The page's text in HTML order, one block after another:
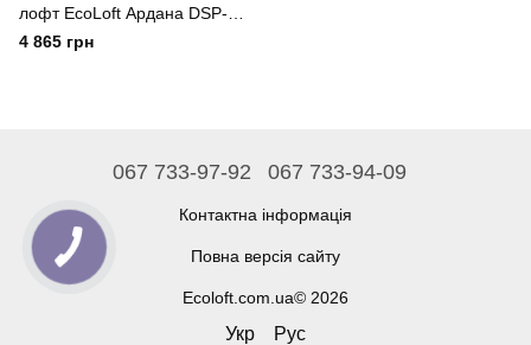
лофт EcoLoft Ардана DSP-
1217
4 865 грн
067 733-97-92 067 733-94-09
Контактна інформація
Повна версія сайту
Ecoloft.com.ua© 2026
Укр Рус